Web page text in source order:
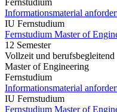
Fernstudium
Informationsmaterial
IU Fernstudium
Fernstudium Master of
12 Semester
Vollzeit und berufsbegleitend
Master of Engineering
Fernstudium
Informationsmaterial
IU Fernstudium
Fernstudium Master of